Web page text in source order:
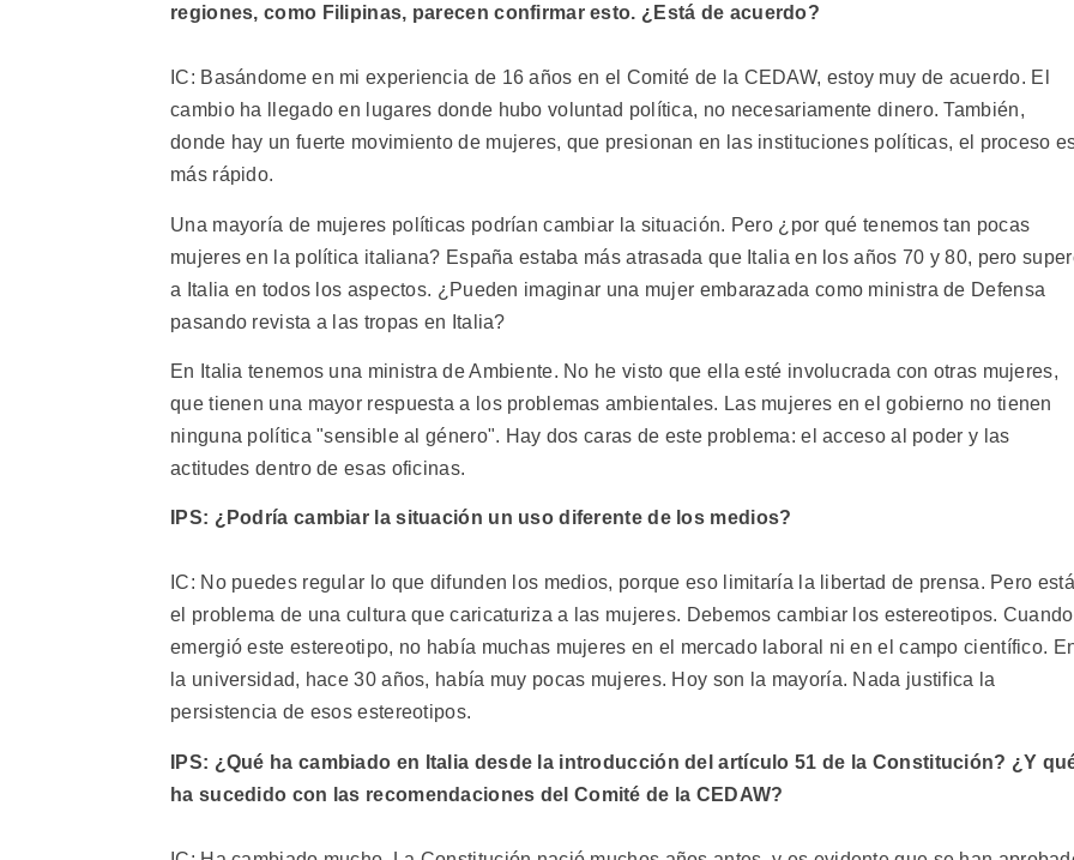
regiones, como Filipinas, parecen confirmar esto. ¿Está de acuerdo?
IC: Basándome en mi experiencia de 16 años en el Comité de la CEDAW, estoy muy de acuerdo. El
cambio ha llegado en lugares donde hubo voluntad política, no necesariamente dinero. También,
donde hay un fuerte movimiento de mujeres, que presionan en las instituciones políticas, el proceso
más rápido.
Una mayoría de mujeres políticas podrían cambiar la situación. Pero ¿por qué tenemos tan pocas
mujeres en la política italiana? España estaba más atrasada que Italia en los años 70 y 80, pero
a Italia en todos los aspectos. ¿Pueden imaginar una mujer embarazada como ministra de Defensa
pasando revista a las tropas en Italia?
En Italia tenemos una ministra de Ambiente. No he visto que ella esté involucrada con otras mujeres,
que tienen una mayor respuesta a los problemas ambientales. Las mujeres en el gobierno no tienen
ninguna política "sensible al género". Hay dos caras de este problema: el acceso al poder y las
actitudes dentro de esas oficinas.
IPS: ¿Podría cambiar la situación un uso diferente de los medios?
IC: No puedes regular lo que difunden los medios, porque eso limitaría la libertad de prensa. Pero está
el problema de una cultura que caricaturiza a las mujeres. Debemos cambiar los estereotipos. Cuando
emergió este estereotipo, no había muchas mujeres en el mercado laboral ni en el campo científico.
la universidad, hace 30 años, había muy pocas mujeres. Hoy son la mayoría. Nada justifica la
persistencia de esos estereotipos.
IPS: ¿Qué ha cambiado en Italia desde la introducción del artículo 51 de la Constitución? ¿Y
ha sucedido con las recomendaciones del Comité de la CEDAW?